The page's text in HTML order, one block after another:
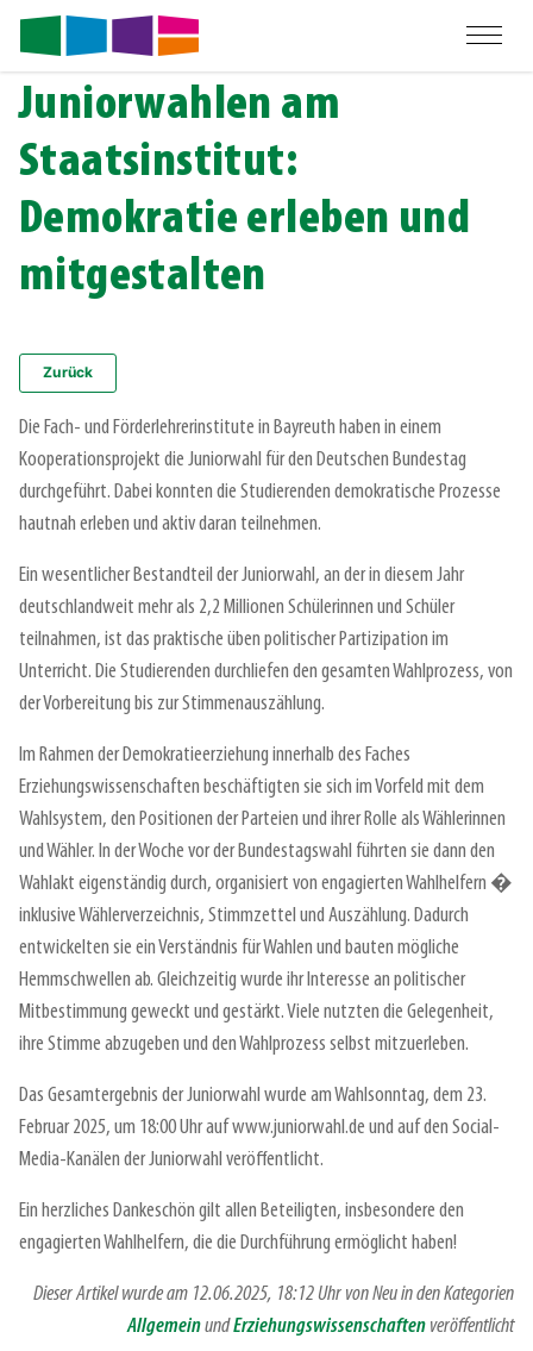
Juniorwahlen am
Staatsinstitut:
Demokratie erleben und
mitgestalten
Zurück
Die Fach- und Förderlehrerinstitute in Bayreuth haben in einem
Kooperationsprojekt die Juniorwahl für den Deutschen Bundestag
durchgeführt. Dabei konnten die Studierenden demokratische Prozesse
hautnah erleben und aktiv daran teilnehmen.
Ein wesentlicher Bestandteil der Juniorwahl, an der in diesem Jahr
deutschlandweit mehr als 2,2 Millionen Schülerinnen und Schüler
teilnahmen, ist das praktische üben politischer Partizipation im
Unterricht. Die Studierenden durchliefen den gesamten Wahlprozess, von
der Vorbereitung bis zur Stimmenauszählung.
Im Rahmen der Demokratieerziehung innerhalb des Faches
Erziehungswissenschaften beschäftigten sie sich im Vorfeld mit dem
Wahlsystem, den Positionen der Parteien und ihrer Rolle als Wählerinnen
und Wähler. In der Woche vor der Bundestagswahl führten sie dann den
Wahlakt eigenständig durch, organisiert von engagierten Wahlhelfern �
inklusive Wählerverzeichnis, Stimmzettel und Auszählung. Dadurch
entwickelten sie ein Verständnis für Wahlen und bauten mögliche
Hemmschwellen ab. Gleichzeitig wurde ihr Interesse an politischer
Mitbestimmung geweckt und gestärkt. Viele nutzten die Gelegenheit,
ihre Stimme abzugeben und den Wahlprozess selbst mitzuerleben.
Das Gesamtergebnis der Juniorwahl wurde am Wahlsonntag, dem 23.
Februar 2025, um 18:00 Uhr auf www.juniorwahl.de und auf den Social-
Media-Kanälen der Juniorwahl veröffentlicht.
Ein herzliches Dankeschön gilt allen Beteiligten, insbesondere den
engagierten Wahlhelfern, die die Durchführung ermöglicht haben!
Dieser Artikel wurde am 12.06.2025, 18:12 Uhr von Neu in den Kategorien
AllgemeinundErziehungswissenschaften veröffentlicht